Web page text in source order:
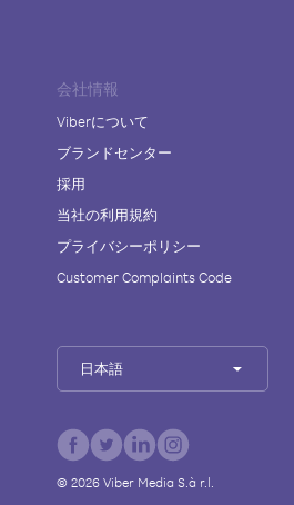
会社情報
Viberについて
ブランドセンター
採用
当社の利用規約
プライバシーポリシー
Customer Complaints Code
日本語
© 2026Viber Media S.à r.l.